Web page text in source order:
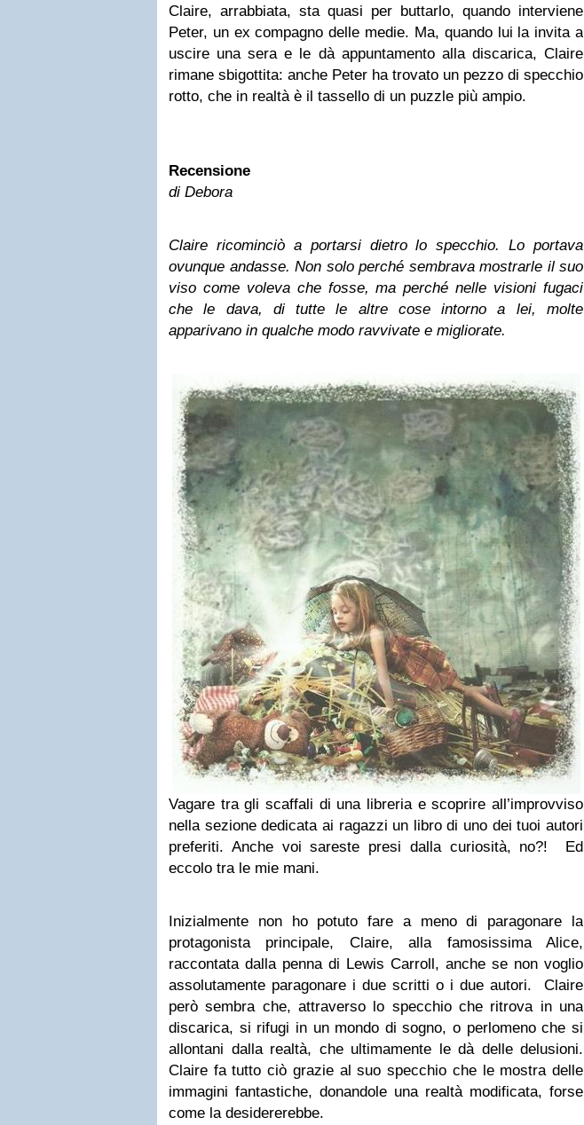
Claire, arrabbiata, sta quasi per buttarlo, quando interviene
Peter, un ex compagno delle medie. Ma, quando lui la invita a
uscire una sera e le dà appuntamento alla discarica, Claire
rimane sbigottita: anche Peter ha trovato un pezzo di specchio
rotto, che in realtà è il tassello di un puzzle più ampio.
Recensione
di Debora
Claire ricominciò a portarsi dietro lo specchio. Lo portava
ovunque andasse. Non solo perché sembrava mostrarle il suo
viso come voleva che fosse, ma perché nelle visioni fugaci
che le dava, di tutte le altre cose intorno a lei, molte
apparivano in qualche modo ravvivate e migliorate.
Vagare tra gli scaffali di una libreria e scoprire all’improvviso
nella sezione dedicata ai ragazzi un libro di uno dei tuoi autori
preferiti. Anche voi sareste presi dalla curiosità, no?! Ed
eccolo tra le mie mani.
Inizialmente non ho potuto fare a meno di paragonare la
protagonista principale, Claire, alla famosissima Alice,
raccontata dalla penna di Lewis Carroll, anche se non voglio
assolutamente paragonare i due scritti o i due autori. Claire
però sembra che, attraverso lo specchio che ritrova in una
discarica, si rifugi in un mondo di sogno, o perlomeno che si
allontani dalla realtà, che ultimamente le dà delle delusioni.
Claire fa tutto ciò grazie al suo specchio che le mostra delle
immagini fantastiche, donandole una realtà modificata, forse
come la desidererebbe.